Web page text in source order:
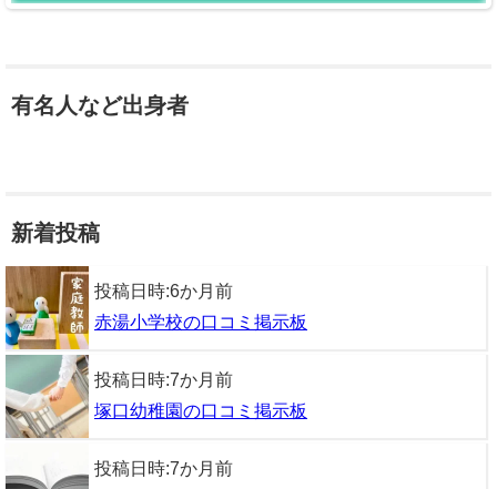
有名人など出身者
新着投稿
投稿日時:6か月前
赤湯小学校の口コミ掲示板
投稿日時:7か月前
塚口幼稚園の口コミ掲示板
投稿日時:7か月前